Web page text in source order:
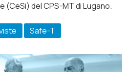
(CeSi) del CPS-MT di Lugano.
Safe-T